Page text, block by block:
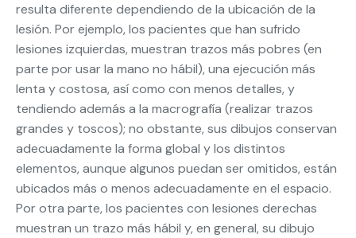
resulta diferente dependiendo de la ubicación de la
lesión. Por ejemplo, los pacientes que han sufrido
lesiones izquierdas, muestran trazos más pobres (en
parte por usar la mano no hábil), una ejecución más
lenta y costosa, así como con menos detalles, y
tendiendo además a la macrografía (realizar trazos
grandes y toscos); no obstante, sus dibujos conservan
adecuadamente la forma global y los distintos
elementos, aunque algunos puedan ser omitidos, están
ubicados más o menos adecuadamente en el espacio.
Por otra parte, los pacientes con lesiones derechas
muestran un trazo más hábil y, en general, su dibujo